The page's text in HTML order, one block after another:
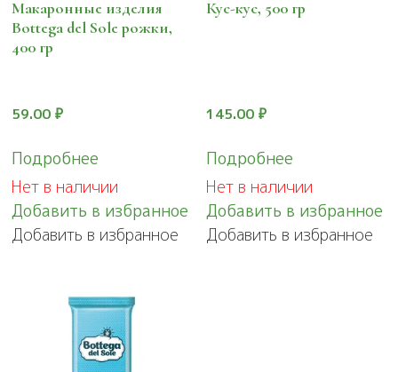
Макаронные изделия
Bottega del Sole рожки,
400 гр
59.00 ₽
Подробнее
Нет в наличии
Добавить в избранное
Добавить в избранное
Кус-кус, 500 гр
145.00₽
Подробнее
Нет в наличии
Добавить в избранное
Добавить в избранное